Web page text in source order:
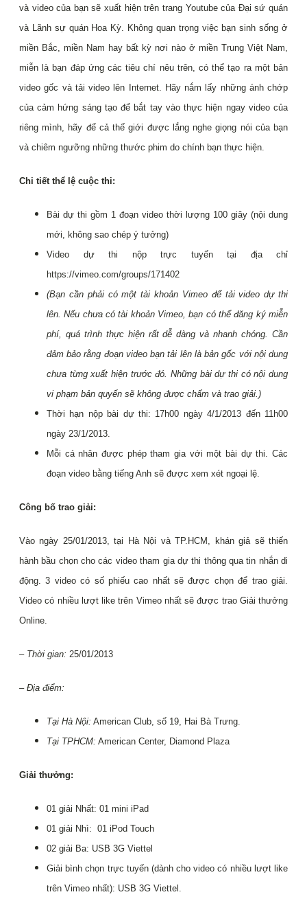
và video của bạn sẽ xuất hiện trên trang Youtube của Đại sứ quán
và Lãnh sự quán Hoa Kỳ. Không quan trọng việc bạn sinh sống ở
miền Bắc, miền Nam hay bất kỳ nơi nào ở miền Trung Việt Nam,
miễn là bạn đáp ứng các tiêu chí nêu trên, có thể tạo ra một bản
video gốc và tải video lên Internet. Hãy nắm lấy những ánh chớp
của cảm hứng sáng tạo để bắt tay vào thực hiện ngay video của
riêng mình, hãy để cả thế giới được lắng nghe giọng nói của bạn
và chiêm ngưỡng những thước phim do chính bạn thực hiện.
Chi tiết thể lệ cuộc thi:
Bài dự thi gồm 1 đoạn video thời lượng 100 giây (nội dung
mới, không sao chép ý tưởng)
Video dự thi nộp trực tuyến tại địa chỉ
https://vimeo.com/groups/171402
(Bạn cần phải có một tài khoản Vimeo để tải video dự thi
lên. Nếu chưa có tài khoản Vimeo, bạn có thể đăng ký miễn
phí, quá trình thực hiện rất dễ dàng và nhanh chóng. Cần
đảm bảo rằng đoạn video bạn tải lên là bản gốc với nội dung
chưa từng xuất hiện trước đó. Những bài dự thi có nội dung
vi phạm bản quyến sẽ không được chấm và trao giải.)
Thời hạn nộp bài dự thi: 17h00 ngày 4/1/2013 đến 11h00
ngày 23/1/2013.
Mỗi cá nhân được phép tham gia với một bài dự thi. Các
đoạn video bằng tiếng Anh sẽ được xem xét ngoại lệ.
Công bố trao giải:
Vào ngày 25/01/2013, tại Hà Nội và TP.HCM, khán giả sẽ thiến
hành bầu chọn cho các video tham gia dự thi thông qua tin nhắn di
động. 3 video có số phiếu cao nhất sẽ được chọn để trao giải.
Video có nhiều lượt like trên Vimeo nhất sẽ được trao Giải thưởng
Online.
– Thời gian: 25/01/2013
– Địa điểm:
Tại Hà Nội: American Club, số 19, Hai Bà Trưng.
Tại TPHCM: American Center, Diamond Plaza
Giải thưởng:
01 giải Nhất: 01 mini iPad
01 giải Nhì: 01 iPod Touch
02 giải Ba: USB 3G Viettel
Giải bình chọn trực tuyến (dành cho video có nhiều lượt like
trên Vimeo nhất): USB 3G Viettel.